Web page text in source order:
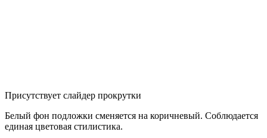
Присутствует слайдер прокрутки
Белый фон подложки сменяется на коричневый. Соблюдается
единая цветовая стилистика.